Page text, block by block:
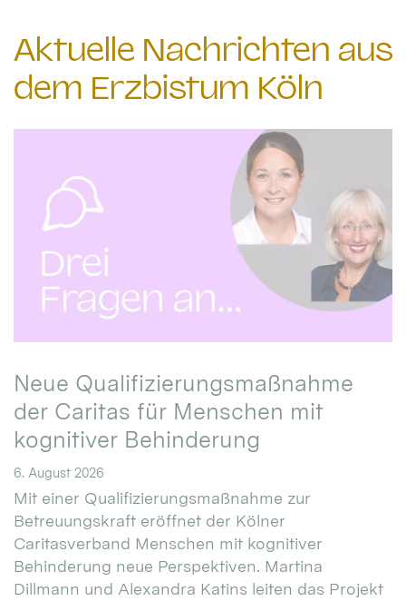
Aktuelle Nachrichten aus
dem Erzbistum Köln
Neue Qualifizierungsmaßnahme
der Caritas für Menschen mit
kognitiver Behinderung
6. August 2026
Mit einer Qualifizierungsmaßnahme zur
Betreuungskraft eröffnet der Kölner
Caritasverband Menschen mit kognitiver
Behinderung neue Perspektiven. Martina
Dillmann und Alexandra Katins leiten das Projekt